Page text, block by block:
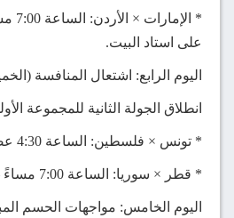
*
على استاد البيت.
اليوم الرابع: اشتعال المنافسة (الخميس 4 ديسمبر
انطلاق الجولة الثانية للمجموعة
* تونس × فلسطين: الساعة 4:30 عصرًا – استاد لوسيل.
* قطر × سوريا: الساعة 7:00 مساءً – استاد خليفة الدولي.